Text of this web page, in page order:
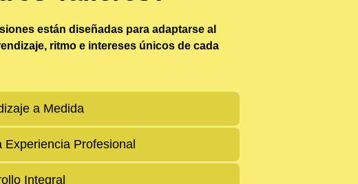
están diseñadas para adaptarse al
ritmo e intereses únicos de cada
a Medida
Experiencia Profesional
Integral